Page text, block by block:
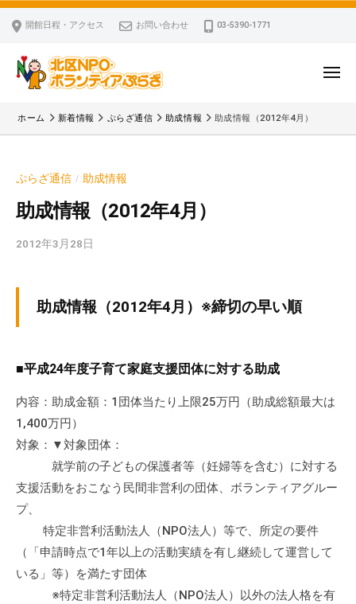
コ
ス
開館日程・アクセス お問い合わせ 03-5390-1771
区
P
・
ボ
ン
ィ
ぷ
ら
ざ
北
P
O
ボ
ぷ
ざ
」
は
N
P
ボ
ラ
メ
ホーム 新着情報 ぷらざ通信 助成情報 助成情報（2012年4月）
ぷらざ通信 / 助成情報
助成情報（2012年4月）
2012年3月28日
v
d
m
助成情報（2012年4月）※締切の早い順
■平成24年度子育て家庭支援団体に対する助成
内容：助成金額：1団体当たり上限25万円（助成総額最大は
1,400万円）
対象：▼対象団体：
就学前の子どもの保護者等（妊婦等を含む）に対する
支援活動をおこなう民間非営利の団体、ボランティアグルー
プ、
特定非営利活動法人（NPO法人）等で、所定の要件
（「申請時点で1年以上の活動実績を有し継続して運営して
いる」等）を満たす団体
※特定非営利活動法人（NPO法人）以外の法人格を有
区
N
O
・
ラ
ィ
ア
ぷ
ら
ー